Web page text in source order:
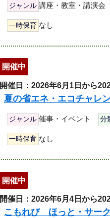
ジャンル 講座・教室・講演会
一時保育 なし
開催中
開催日：2026年6月1日から
夏の省エネ・エコチャレ
ジャンル 催事・イベント 分
一時保育 なし
開催中
開催日：2026年6月4日から
こもれび ほっと・サーク